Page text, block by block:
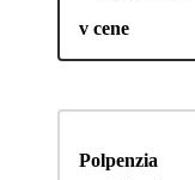
v cene
Polpenzia